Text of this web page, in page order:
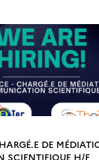
DE
SCIENTIFIQUE H/F